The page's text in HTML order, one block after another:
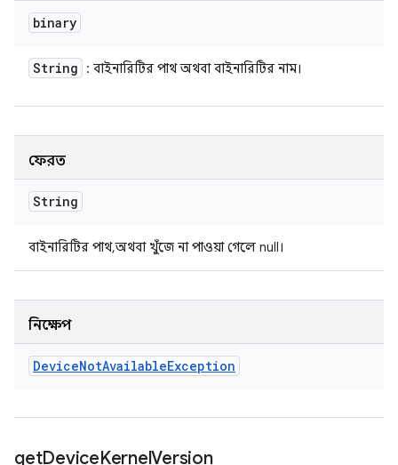
binary
String : বাইনারিটির পাথ অথবা বাইনারিটির নাম।
ফেরত
String
বাইনারিটির পাথ, অথবা খুঁজে না পাওয়া গেলে null।
নিক্ষেপ
DeviceNotAvailableException
getDeviceKernelVersion